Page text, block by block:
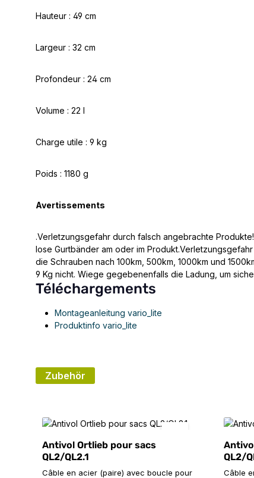
Hauteur : 49 cm
Largeur : 32 cm
Profondeur : 24 cm
Volume : 22 l
Charge utile : 9 kg
Poids : 1180 g
Avertissements
.Verletzungsgefahr durch falsch angebrachte
lose Gurtbänder am oder im
die Schrauben nach 100km, 500km, 1000km und
9 Kg nicht. Wiege gegebenenfalls die Ladung, um
Téléchargements
Montageanleitung vario_lite
Produktinfo vario_lite
Zubehör
Antivol Ortlieb pour sacs
QL2/QL2.1
Câble en acier (paire) avec boucle pour
QL2/
Câble